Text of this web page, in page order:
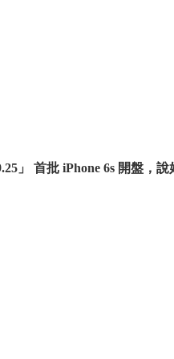
」 首批 iPhone 6s 開盤，